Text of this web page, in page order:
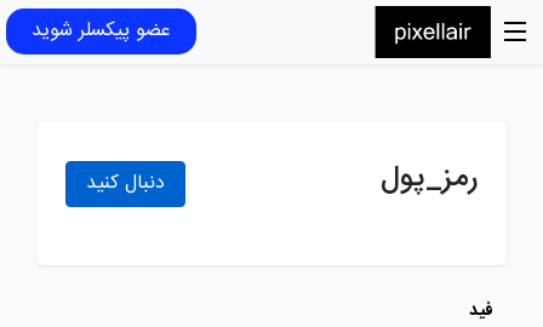
عضو پیکسلر شوید
رمز_پول دنبال کنید
فید